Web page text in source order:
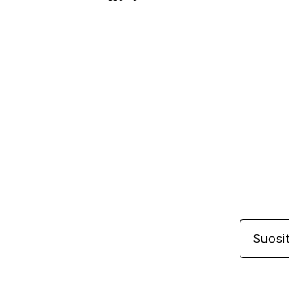
Järjestä